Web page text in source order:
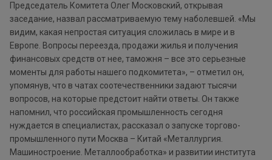
Председатель Комитета Олег Московский, открывая
заседание, назвал рассматриваемую тему наболевшей. «Мы
видим, какая непростая ситуация сложилась в мире и в
Европе. Вопросы переезда, продажи жилья и получения
финансовых средств от нее, таможня – все это серьезные
моменты для работы нашего подкомитета», – отметил он,
упомянув, что в чатах соотечественники задают тысячи
вопросов, на которые предстоит найти ответы. Он также
напомнил, что российская промышленность сегодня
нуждается в специалистах, рассказал о запуске торгово-
промышленного пути Москва – Китай «Металлургия.
Машиностроение. Металлообработка» и развитии института